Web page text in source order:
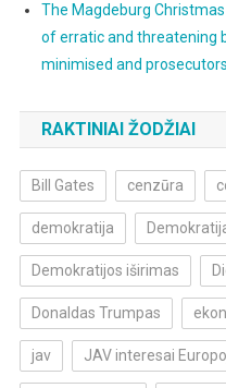
The Magdeburg
of erratic and threatening
minimised and
RAKTINIAI ŽODŽIAI
Bill Gates cenzūra
demokratija
Demokratijos iširimas
Donaldas Trumpas
jav JAV interesai